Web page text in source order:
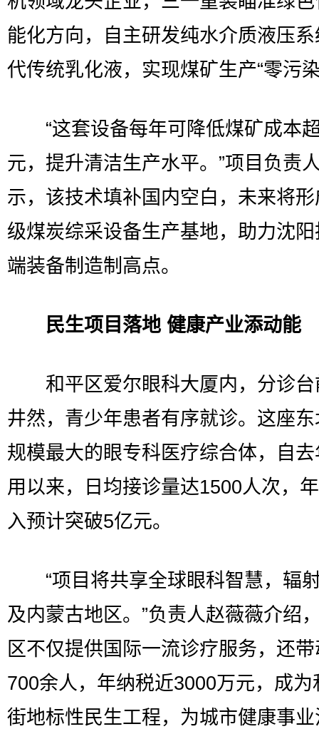
能化方向，自主研发纯水介质液压
代传统乳化液，实现煤矿生产“零污
“这套设备每年可降低煤矿成本
元，提升清洁生产水平。”项目负责
示，该技术填补国内空白，未来将
级煤炭综采设备生产基地，助力沈
端装备制造制高点。
民生项目落地 健康产业添动能
和平区爱尔眼科大厦内，分诊台
井然，青少年患者有序就诊。这座
规模最大的眼专科医疗综合体，自
用以来，日均接诊量达1500人次，
入预计突破5亿元。
“项目将共享全球眼科智慧，辐
及内蒙古地区。”负责人赵薇薇介绍
区不仅提供国际一流诊疗服务，还
700余人，年纳税近3000万元，成为
街地标性民生工程，为城市健康事